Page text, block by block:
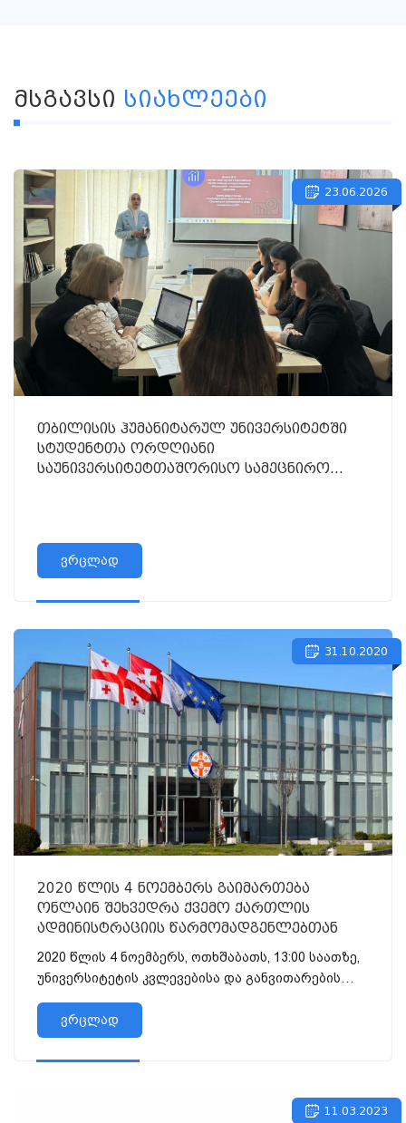
ᲛᲡᲒᲐᲕᲡᲘ ᲡᲘᲐᲮᲚᲔᲔᲑᲘ
23.06.2026
თბილისის ჰუმანიტარულ უნივერსიტეტში
სტუდენტთა ორდღიანი
საუნივერსიტეტთაშორისო სამეცნირო
ვრცლად
31.10.2020
2020 წლის 4 ნოემბერს გაიმართება
ონლაინ შეხვედრა ქვემო ქართლის
ადმინისტრაციის წარმომადგენლებთან
2020 წლის 4 ნოემბერს, ოთხშაბათს, 13:00 საათზე,
უნივერსიტეტის კვლევებისა და განვითარების
ცენტრისა და ეკონომ...
ვრცლად
11.03.2023